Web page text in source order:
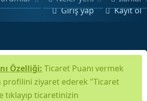
Giriş yap Kayıt ol
Özelliği: Ticaret Puanı vermek
profilini ziyaret ederek "Ticaret
tıklayıp ticaretinizin